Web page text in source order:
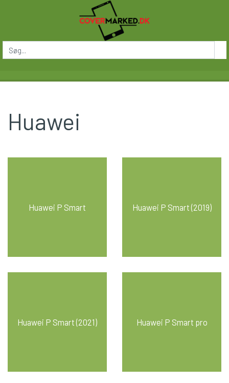
Huawei
Huawei P Smart Huawei P Smart (2019)
Huawei P Smart (2021) Huawei P Smart pro